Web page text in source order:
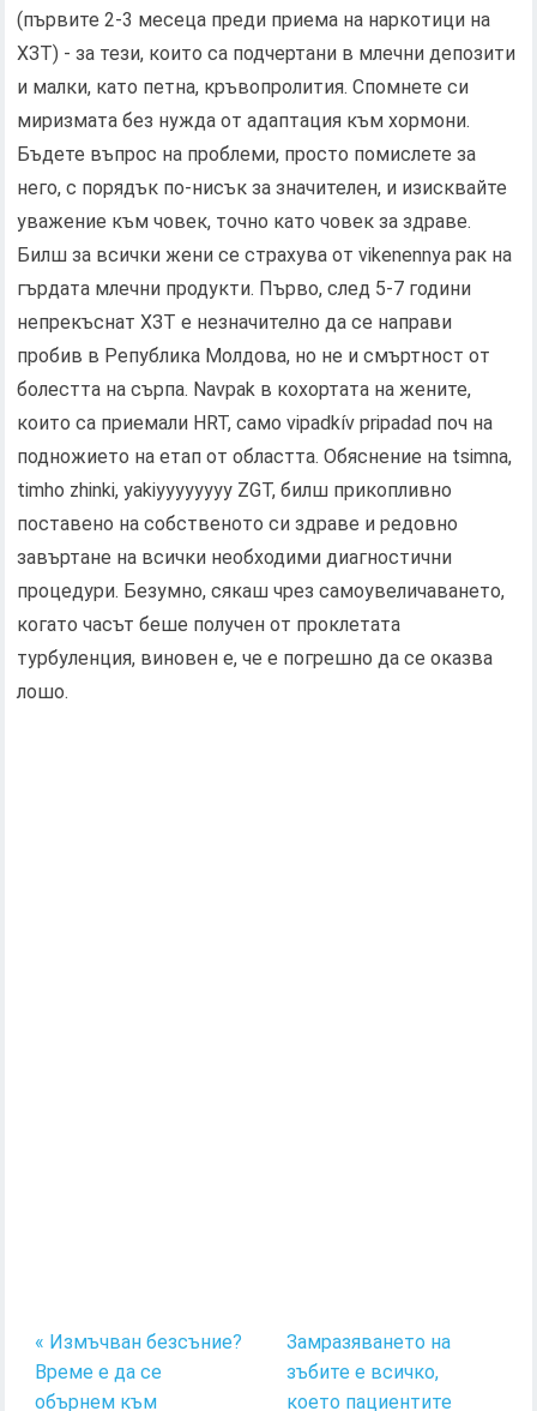
(първите 2-3 месеца преди приема на наркотици на
ХЗТ) - за тези, които са подчертани в млечни депозити
и малки, като петна, кръвопролития. Спомнете си
миризмата без нужда от адаптация към хормони.
Бъдете въпрос на проблеми, просто помислете за
него, с порядък по-нисък за значителен, и изисквайте
уважение към човек, точно като човек за здраве.
Билш за всички жени се страхува от vikenennya рак на
гърдата млечни продукти. Първо, след 5-7 години
непрекъснат ХЗТ е незначително да се направи
пробив в Република Молдова, но не и смъртност от
болестта на сърпа. Navpak в кохортата на жените,
които са приемали HRT, само vipadkív pripadad поч на
подножието на етап от областта. Обяснение на tsimna,
timho zhinki, yakіyyyyyyyy ZGT, билш прикопливно
поставено на собственото си здраве и редовно
завъртане на всички необходими диагностични
процедури. Безумно, сякаш чрез самоувеличаването,
когато часът беше получен от проклетата
турбуленция, виновен е, че е погрешно да се оказва
лошо.
« Измъчван безсъние?
Време е да се
обърнем към
Замразяването на
зъбите е всичко,
което пациентите